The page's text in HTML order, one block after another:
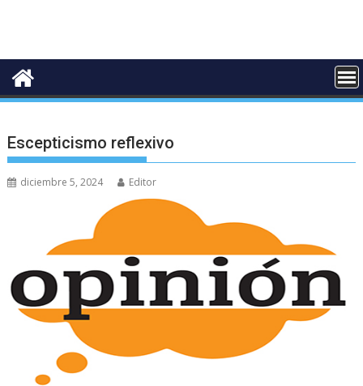
Escepticismo reflexivo
diciembre 5, 2024 Editor